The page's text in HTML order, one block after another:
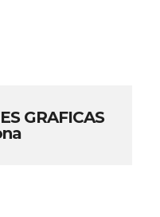
GRAFICAS